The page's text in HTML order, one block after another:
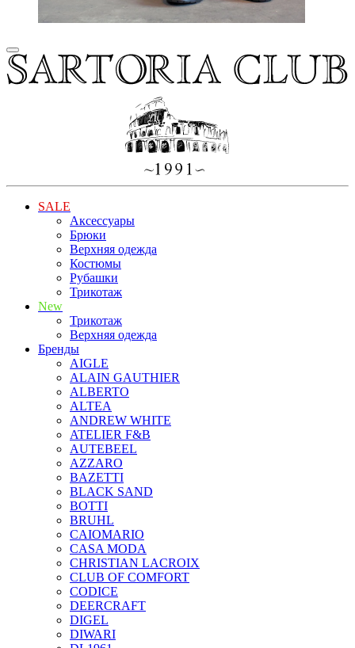
SALE
Аксессуары
Брюки
Верхняя одежда
Костюмы
Рубашки
Трикотаж
New
Трикотаж
Верхняя одежда
Бренды
AIGLE
ALAIN GAUTHIER
ALBERTO
ALTEA
ANDREW WHITE
ATELIER F&B
AUTEBEEL
AZZARO
BAZETTI
BLACK SAND
BOTTI
BRUHL
CAIOMARIO
CASA MODA
CHRISTIAN LACROIX
CLUB OF COMFORT
CODICE
DEERCRAFT
DIGEL
DIWARI